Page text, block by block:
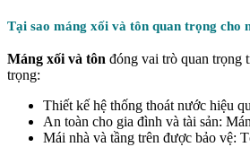
Tại sao máng xối và tôn quan trọng cho
Máng xối và tôn đóng vai trò quan trọng
trọng:
Thiết kế hệ thống thoát nước hiệu
An toàn cho gia đình và tài sản:
Mái nhà và tầng trên được bảo vệ: